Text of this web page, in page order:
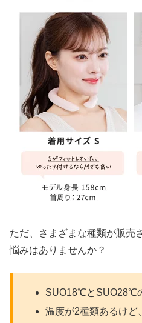
ただ、さまざまな種類が販売
悩みはありませんか？
SUO18℃とSUO28℃
温度が2種類あるけど